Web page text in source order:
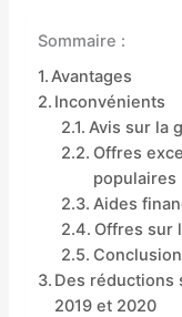
Sommaire :
Avantages
Inconvénients
Avis sur la
Offres
populaires
Aides
Offres sur
Des réductions
2019 et 2020